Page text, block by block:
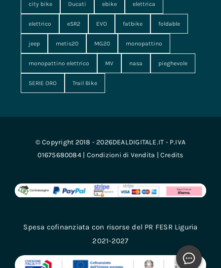
city bike Ducati ebike elettrica
elettrico eSR2 EVO fatbike foldable
jeep metis20 MG20 monopattino
monopattino elettrico MV nasa pieghevole
SERIE ORO Trail Bike
© Copyright 2018 - 2026DEALDIGITALE.IT - P.IVA
01675680084 | Condizioni di Vendita | Credits
Spesa cofinanziata con risorse del PR FESR Liguria
2021-2027